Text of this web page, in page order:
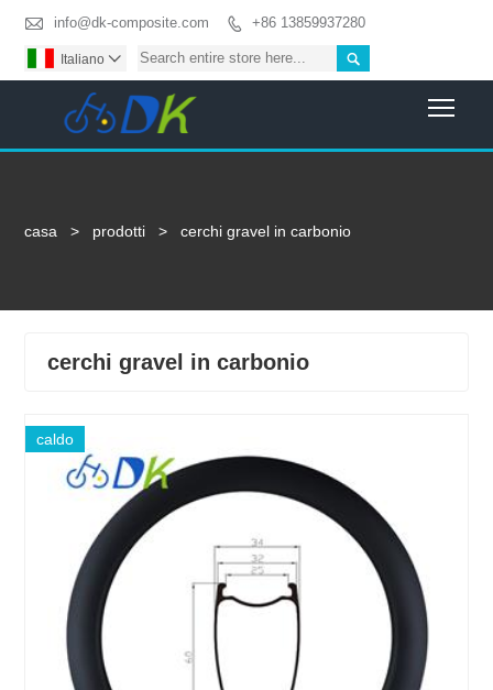
 info@dk-composite.com  +86 13859937280

Italiano 
casa > prodotti > cerchi gravel in carbonio
cerchi gravel in carbonio
caldo